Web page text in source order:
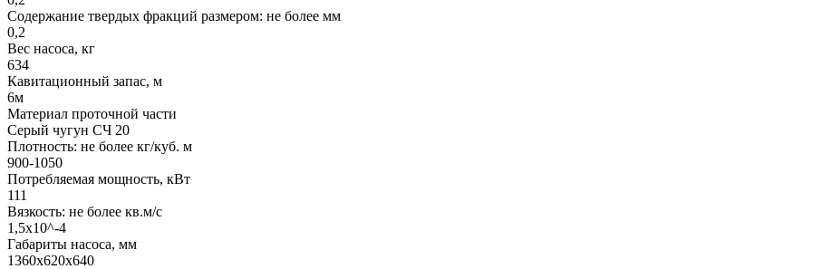
Содержание твердых фракций размером: не более мм
0,2
Вес насоса, кг
634
Кавитационный запас, м
6м
Материал проточной части
Серый чугун СЧ 20
Плотность: не более кг/куб. м
900-1050
Потребляемая мощность, кВт
111
Вязкость: не более кв.м/с
1,5х10^-4
Габариты насоса, мм
1360х620х640